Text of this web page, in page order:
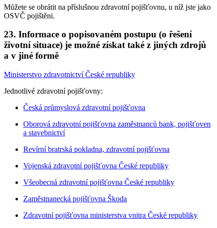
Můžete se obrátit na příslušnou zdravotní pojišťovnu, u níž jste jako
OSVČ pojištěni.
23. Informace o popisovaném postupu (o řešení
životní situace) je možné získat také z jiných zdrojů
a v jiné formě
Ministerstvo zdravotnictví České republiky
Jednotlivé zdravotní pojišťovny:
Česká průmyslová zdravotní pojišťovna
Oborová zdravotní pojišťovna zaměstnanců bank, pojišťoven
a stavebnictví
Revírní bratrská pokladna, zdravotní pojišťovna
Vojenská zdravotní pojišťovna České republiky
Všeobecná zdravotní pojišťovna České republiky
Zaměstnanecká pojišťovna Škoda
Zdravotní pojišťovna ministerstva vnitra České republiky